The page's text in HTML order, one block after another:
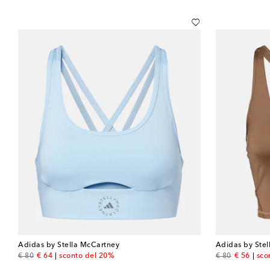
Adidas by Stella McCartney
€ 80
original price
€ 64
discount price
sconto del 20%
Adidas by
€ 80
original price
€ 56
discount